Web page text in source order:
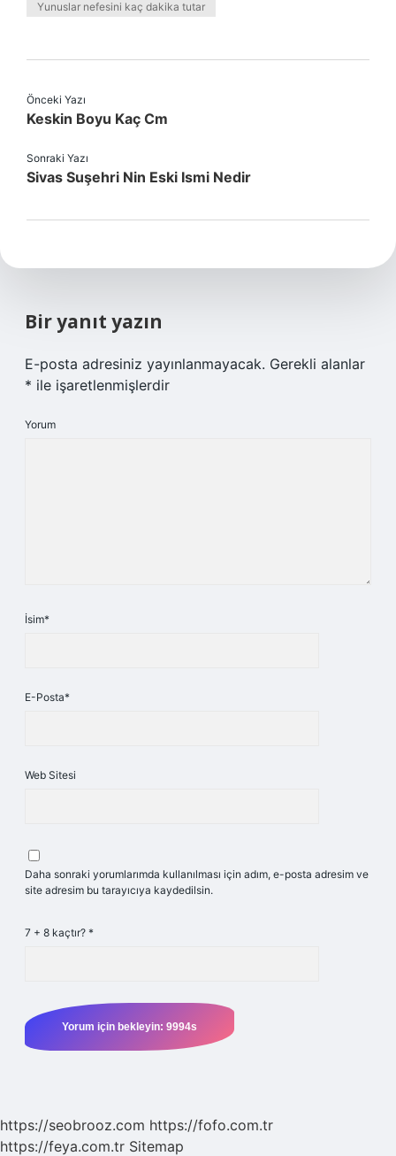
Yunuslar nefesini kaç dakika tutar
Önceki Yazı
Keskin Boyu Kaç Cm
Sonraki Yazı
Sivas Suşehri Nin Eski Ismi Nedir
Bir yanıt yazın
E-posta adresiniz yayınlanmayacak. Gerekli alanlar
* ile işaretlenmişlerdir
Yorum
İsim*
E-Posta*
Web Sitesi
Daha sonraki yorumlarımda kullanılması için adım, e-posta adresim ve
site adresim bu tarayıcıya kaydedilsin.
7 + 8 kaçtır? *
https://seobrooz.com https://fofo.com.tr
https://feya.com.tr Sitemap